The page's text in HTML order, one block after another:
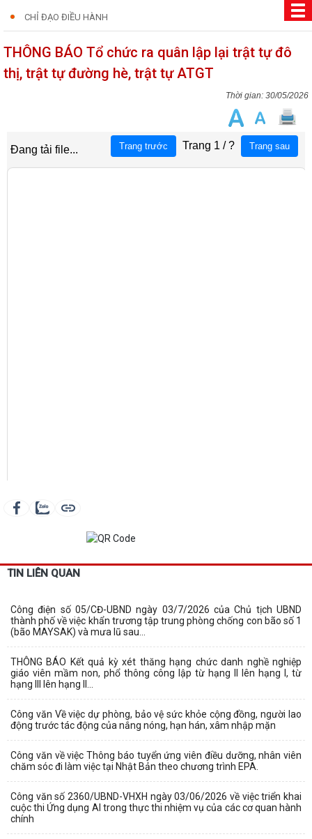
CHỈ ĐẠO ĐIỀU HÀNH
THÔNG BÁO Tổ chức ra quân lập lại trật tự đô
thị, trật tự đường hè, trật tự ATGT
30/05/2026
TIN LIÊN QUAN
Công điện số 05/CĐ-UBND ngày 03/7/2026 của Chủ tịch UBND
thành phố về việc khẩn trương tập trung phòng chống con bão số 1
(bão MAYSAK) và mưa lũ sau...
THÔNG BÁO Kết quả kỳ xét thăng hạng chức danh nghề nghiệp
giáo viên mầm non, phổ thông công lập từ hạng II lên hạng I, từ
hạng III lên hạng II...
Công văn Về việc dự phòng, bảo vệ sức khỏe cộng đồng, người lao
động trước tác động của nắng nóng, hạn hán, xâm nhập mặn
Công văn về việc Thông báo tuyển ứng viên điều dưỡng, nhân viên
chăm sóc đi làm việc tại Nhật Bản theo chương trình EPA.
Công văn số 2360/UBND-VHXH ngày 03/06/2026 về việc triển khai
cuộc thi Ứng dụng AI trong thực thi nhiệm vụ của các cơ quan hành
chính